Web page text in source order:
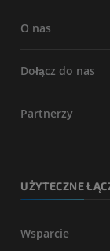
O nas
Dołącz do nas
Partnerzy
UŻYTECZNE
Wsparcie